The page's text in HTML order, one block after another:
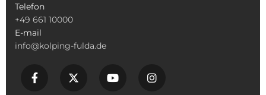
Telefon
+49 661 10000
E-mail
info@kolping-fulda.de